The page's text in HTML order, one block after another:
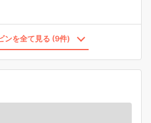
ンを全て見る (9件)